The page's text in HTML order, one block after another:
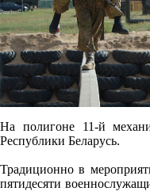
На полигоне 11‑й
Республики Беларусь.
Традиционно в
пятидесяти